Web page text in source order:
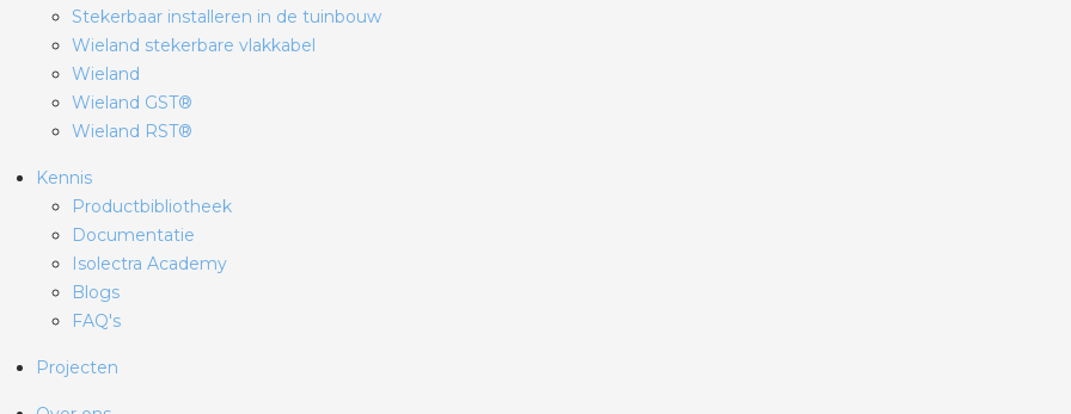
Stekerbaar installeren in de tuinbouw
Wieland stekerbare vlakkabel
Wieland
Wieland GST®
Wieland RST®
Kennis
Productbibliotheek
Documentatie
Isolectra Academy
Blogs
FAQ's
Projecten